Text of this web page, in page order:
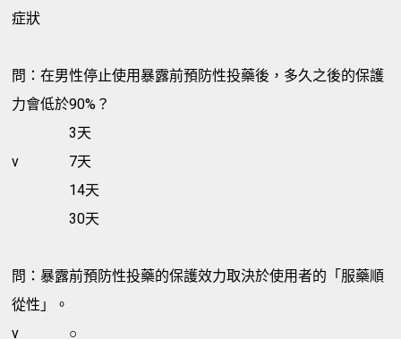
症狀
問：在男性停止使用暴露前預防性投藥後，多久之後的保護
力會低於90%？
3天
v
7天
14天
30天
問：暴露前預防性投藥的保護效力取決於使用者的「服藥順
從性」。
v
○